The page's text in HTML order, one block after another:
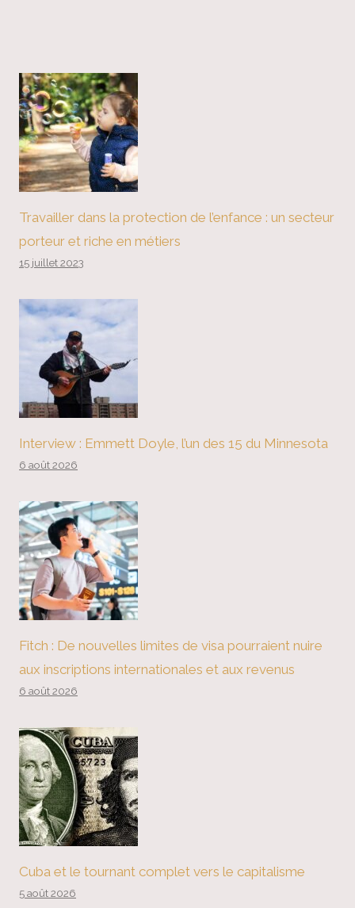
Travailler dans la protection de l’enfance : un secteur
porteur et riche en métiers
15 juillet 2023
Interview : Emmett Doyle, l’un des 15 du Minnesota
6 août 2026
Fitch : De nouvelles limites de visa pourraient nuire
aux inscriptions internationales et aux revenus
6 août 2026
Cuba et le tournant complet vers le capitalisme
5 août 2026